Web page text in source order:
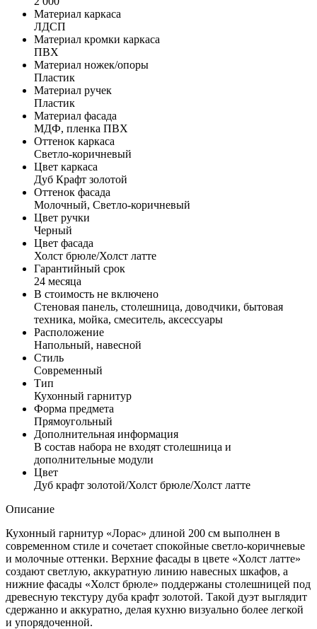
Материал каркаса
ЛДСП
Материал кромки каркаса
ПВХ
Материал ножек/опоры
Пластик
Материал ручек
Пластик
Материал фасада
МДФ, пленка ПВХ
Оттенок каркаса
Светло-коричневый
Цвет каркаса
Дуб Крафт золотой
Оттенок фасада
Молочный, Светло-коричневый
Цвет ручки
Черный
Цвет фасада
Холст брюле/Холст латте
Гарантийный срок
24 месяца
В стоимость не включено
Стеновая панель, столешница, доводчики, бытовая
техника, мойка, смеситель, аксессуары
Расположение
Напольный, навесной
Стиль
Современный
Тип
Кухонный гарнитур
Форма предмета
Прямоугольный
Дополнительная информация
В состав набора не входят столешница и
дополнительные модули
Цвет
Дуб крафт золотой/Холст брюле/Холст латте
Описание
Кухонный гарнитур «Лорас» длиной 200 см выполнен в
современном стиле и сочетает спокойные светло-коричневые
и молочные оттенки. Верхние фасады в цвете «Холст латте»
создают светлую, аккуратную линию навесных шкафов, а
нижние фасады «Холст брюле» поддержаны столешницей под
древесную текстуру дуба крафт золотой. Такой дуэт выглядит
сдержанно и аккуратно, делая кухню визуально более легкой
и упорядоченной.